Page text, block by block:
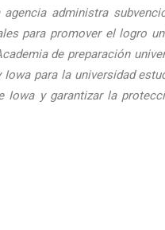
administra
para promover el logro
de preparación
para la universidad
y garantizar la